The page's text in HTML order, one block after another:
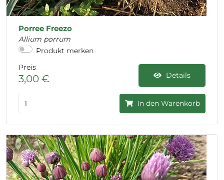
Porree Freezo
Allium porrum
Produkt merken
Preis
3,00 € Details
In den Warenkorb